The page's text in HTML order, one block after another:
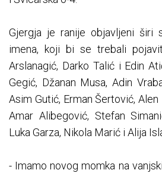
Gjergja je ranije objavljeni širi
imena, koji bi se trebali
Arslanagić, Darko Talić i Edin
Gegić, Džanan Musa, Adin
Asim Gutić, Erman Šertović,
Amar Alibegović, Stefan
Luka Garza, Nikola Marić i Alija
- Imamo novog momka na